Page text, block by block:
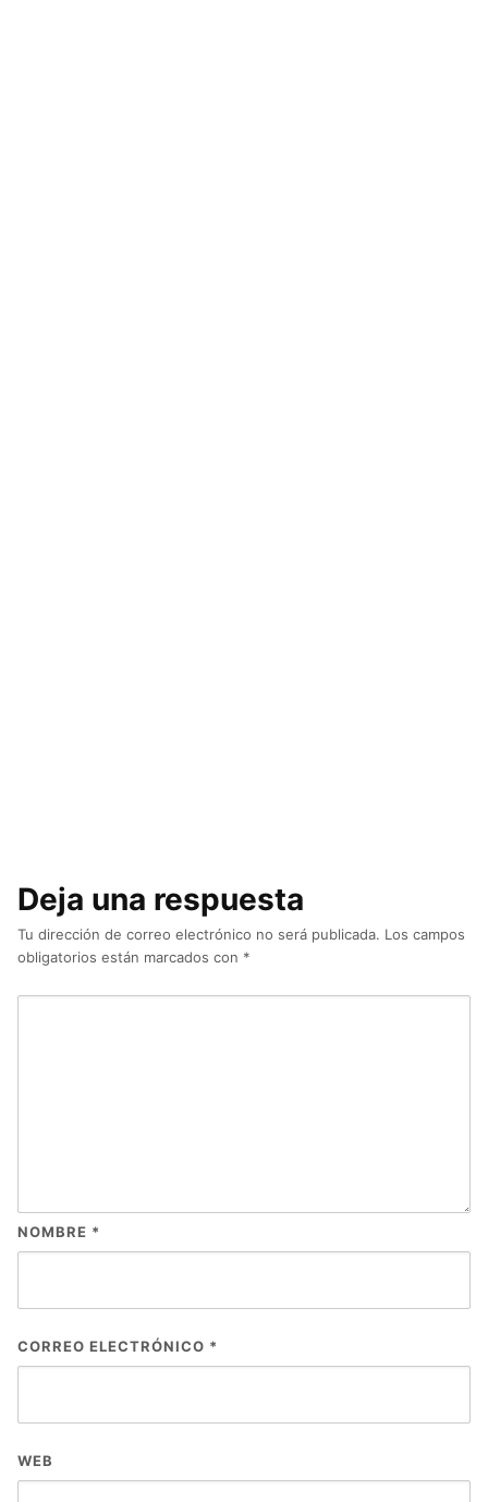
Deja una respuesta
Tu dirección de correo electrónico no será publicada. Los campos
obligatorios están marcados con *
NOMBRE *
CORREO ELECTRÓNICO *
WEB